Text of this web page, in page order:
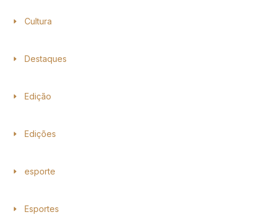
Cultura
Destaques
Edição
Edições
esporte
Esportes